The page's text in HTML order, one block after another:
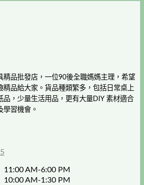
精品批發店，一位90後全職媽媽主理，希望
精品給大家。貨品種類繁多，包括日常桌上
品，少量生活用品，更有大量DIY 素材適合
學習機會。
11:00 AM-6:00 PM
10:00 AM-1:30 PM